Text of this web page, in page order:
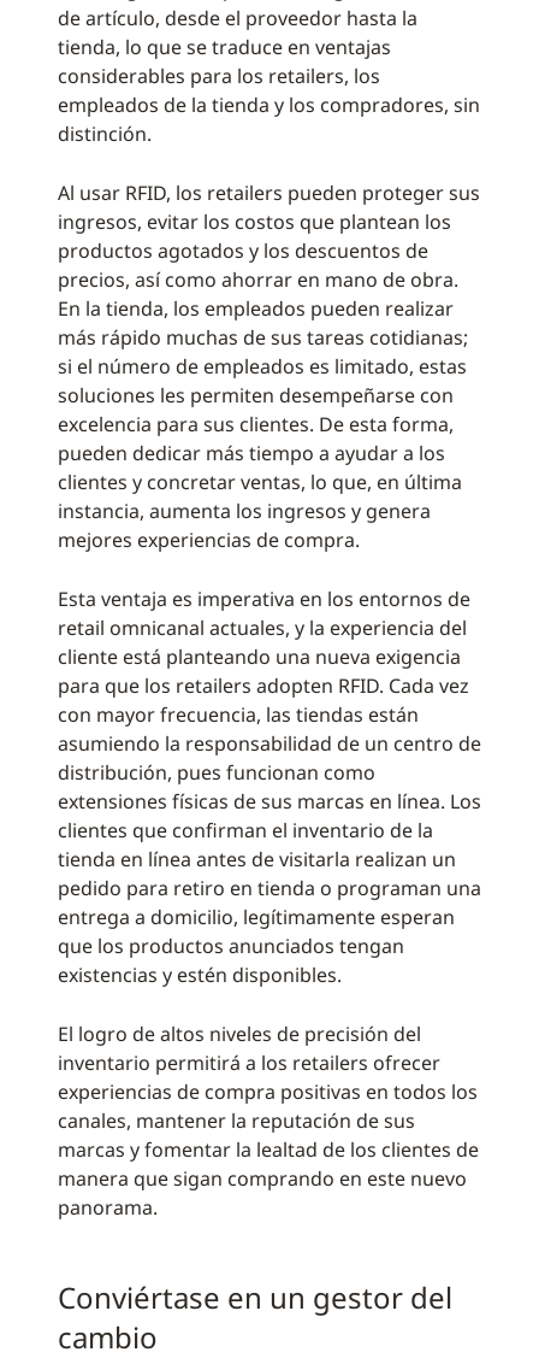
de artículo, desde el proveedor hasta la
tienda, lo que se traduce en ventajas
considerables para los retailers, los
empleados de la tienda y los compradores, sin
distinción.
Al usar RFID, los retailers pueden proteger sus
ingresos, evitar los costos que plantean los
productos agotados y los descuentos de
precios, así como ahorrar en mano de obra.
En la tienda, los empleados pueden realizar
más rápido muchas de sus tareas cotidianas;
si el número de empleados es limitado, estas
soluciones les permiten desempeñarse con
excelencia para sus clientes. De esta forma,
pueden dedicar más tiempo a ayudar a los
clientes y concretar ventas, lo que, en última
instancia, aumenta los ingresos y genera
mejores experiencias de compra.
Esta ventaja es imperativa en los entornos de
retail omnicanal actuales, y la experiencia del
cliente está planteando una nueva exigencia
para que los retailers adopten RFID. Cada vez
con mayor frecuencia, las tiendas están
asumiendo la responsabilidad de un centro de
distribución, pues funcionan como
extensiones físicas de sus marcas en línea. Los
clientes que confirman el inventario de la
tienda en línea antes de visitarla realizan un
pedido para retiro en tienda o programan una
entrega a domicilio, legítimamente esperan
que los productos anunciados tengan
existencias y estén disponibles.
El logro de altos niveles de precisión del
inventario permitirá a los retailers ofrecer
experiencias de compra positivas en todos los
canales, mantener la reputación de sus
marcas y fomentar la lealtad de los clientes de
manera que sigan comprando en este nuevo
panorama.
Conviértase en un gestor del
cambio